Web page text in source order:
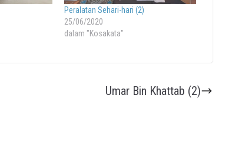
Peralatan Sehari-hari (2)
25/06/2020
dalam "Kosakata"
Umar Bin Khattab (2)